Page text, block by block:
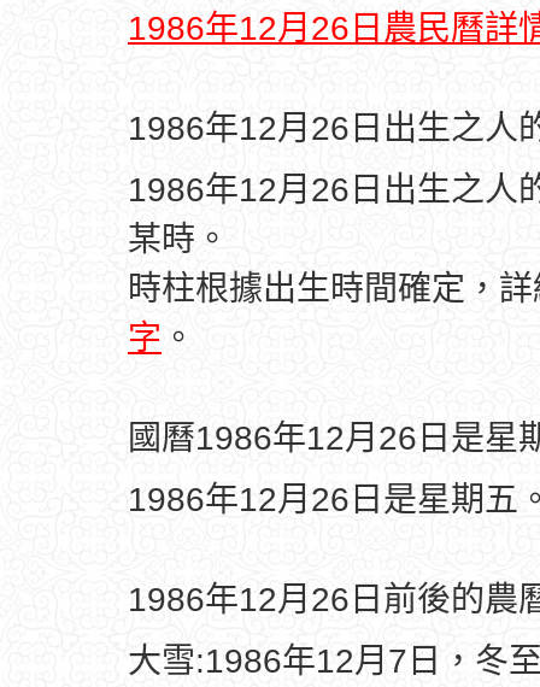
1986年12月26日農民曆詳
1986年12月26日出生之人
1986年12月26日出生之人
某時。
時柱根據出生時間確定，
字 。
國曆1986年12月26日是星
1986年12月26日是星期五
1986年12月26日前後的農
大雪:1986年12月7日，冬